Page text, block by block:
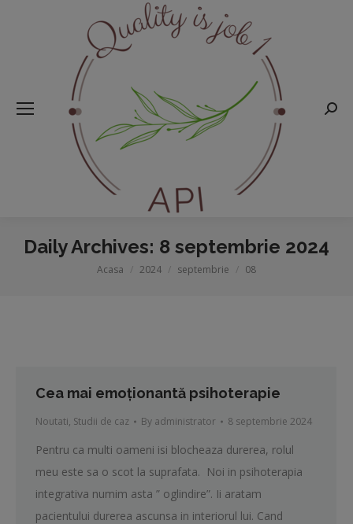
Daily Archives: 8 septembrie 2024
You are here:
Acasa 2024 septembrie 08
Cea mai emoționantă psihoterapie
Noutati, Studii de caz By administrator 8 septembrie 2024
Pentru ca multi oameni isi blocheaza durerea, rolul
meu este sa o scot la suprafata. Noi in psihoterapia
integrativa numim asta ” oglindire”. Ii aratam
pacientului durerea ascunsa in interiorul lui. Cand